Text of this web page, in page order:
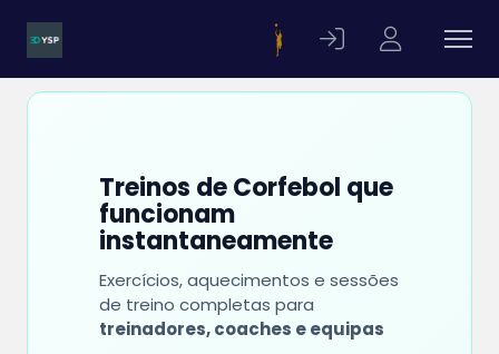
Treinos de Corfebol que
funcionam
instantaneamente
Exercícios, aquecimentos e sessões
de treino completas para
treinadores, coaches e equipas